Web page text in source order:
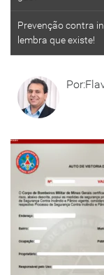
Prevenção contra
lembra que existe!